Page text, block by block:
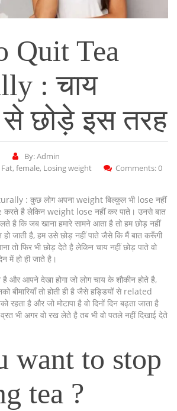
Quit Tea
: चाय
छोड़े इस तरह
By: Admin
Fat, female, Losing weight Comments: 0
: कुछ लोग अपना weight बिल्कुल भी lose नहीं
करते है लेकिन weight lose नहीं कर पाते। उनसे बात
है कि जब खाना हमारे सामने आता है तो हम छोड़ नहीं
जाती है, हम उसे छोड़ नहीं पाते जैसे कि मैं बात करूँगी
तो फिर भी छोड़ देते है लेकिन चाय नहीं छोड़ पाते वो
में हो ही जाते है।
और आपने देखा होगा जो लोग चाय के शौकीन होते है,
बीमारियाँ तो होती ही है जैसे हड्डियों से related
रहता है और जो मोटापा है वो दिनों दिन बढ़ता जाता है
भी अगर वो रख लेते है तब भी वो पतले नहीं दिखाई देते
want to stop
tea ?